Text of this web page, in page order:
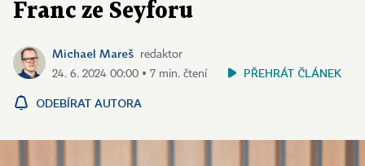
Franc ze Seyforu
Michael Mareš
redaktor
24. 6. 2024 00:00 ▪ 7 min. čtení
PŘEHRÁT ČLÁNEK
ODEBÍRAT AUTORA